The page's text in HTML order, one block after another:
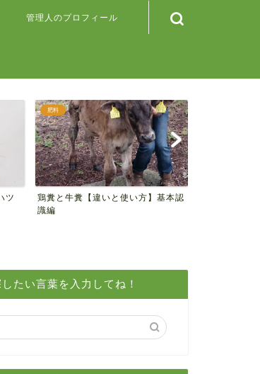
管理人のプロフィール
ツ
肥料
鶏糞と牛糞【違いと使い方】基本認
識編
たい言葉を入力してね！